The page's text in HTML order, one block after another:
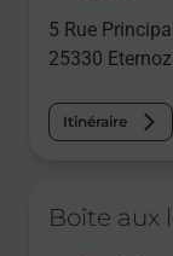
5 Rue
25330
Itinéraire
Boîte aux